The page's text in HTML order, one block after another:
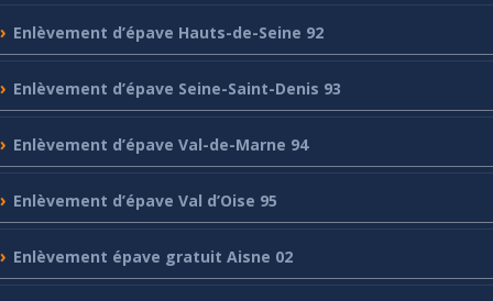
Enlèvement d’épave Hauts-de-Seine 92
Enlèvement d’épave Seine-Saint-Denis 93
Enlèvement d’épave Val-de-Marne 94
Enlèvement d’épave Val d’Oise 95
Enlèvement épave gratuit Aisne 02